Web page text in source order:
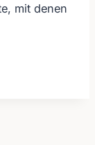
mit denen